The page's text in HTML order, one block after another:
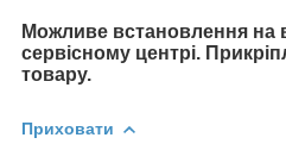
Можливе встановлення на
сервісному центрі.
товару.
Приховати